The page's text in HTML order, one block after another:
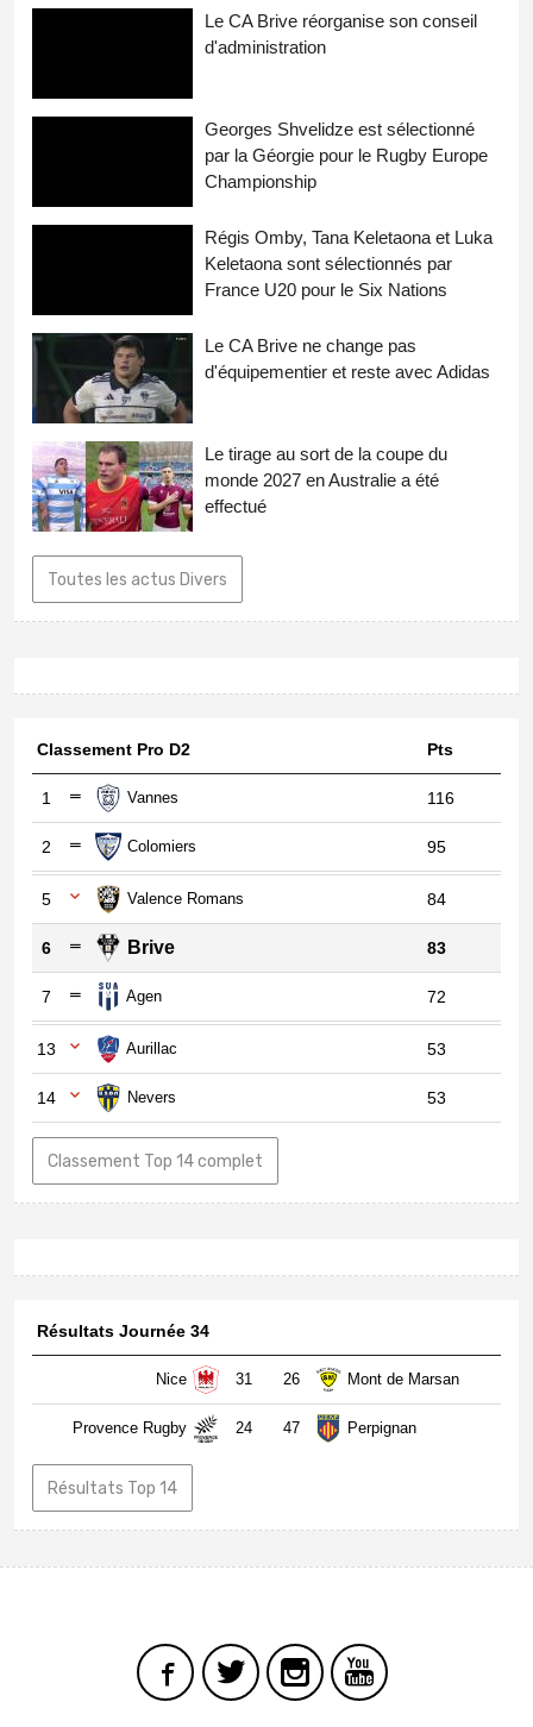
Le CA Brive réorganise son conseil
d'administration
Georges Shvelidze est sélectionné
par la Géorgie pour le Rugby Europe
Championship
Régis Omby, Tana Keletaona et Luka
Keletaona sont sélectionnés par
France U20 pour le Six Nations
Le CA Brive ne change pas
d'équipementier et reste avec Adidas
Le tirage au sort de la coupe du
monde 2027 en Australie a été
effectué
Toutes les actus Divers
Classement Pro D2 Pts
1 Vannes 116
2 Colomiers 95
5 Valence Romans 84
6 Brive 83
7 Agen 72
13 Aurillac 53
14 Nevers 53
Classement Top 14 complet
Résultats Journée 34
Nice 31 26 Mont de Marsan
Provence Rugby 24 47 Perpignan
Résultats Top 14